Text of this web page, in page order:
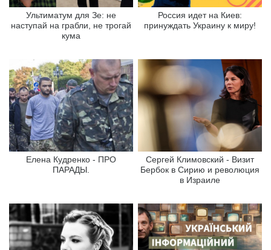
Ультиматум для Зе: не
наступай на грабли, не трогай
кума
Россия идет на Киев:
принуждать Украину к миру!
Елена Кудренко - ПРО
ПАРАДЫ.
Сергей Климовский - Визит
Бербок в Сирию и революция
в Израиле